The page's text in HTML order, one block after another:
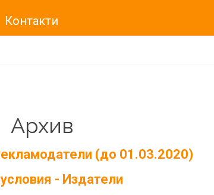
Контакти
Архив
(до 01.03.2020)
- Издатели